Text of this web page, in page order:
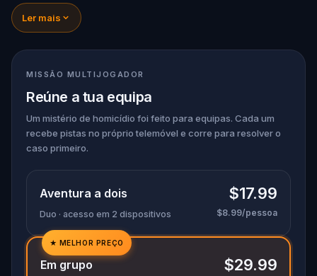
during a ghost tour led by the theatrical
Shadows. Now, it’s up to you to uncover the truth.
Was it Walter, the obsessed boyfriend? Percy, the
ghost tour guide with a flair for the dramatic? Or
is someone else hiding in the shadows?
expose the real murderer before they strike
again. Make sure to have your pen and paper
ready to jot down all the crucial evidence.
Ler mais
MISSÃO MULTIJOGADOR
Reúne a tua equipa
Um mistério de homicídio foi feito para equipas. Cada um
recebe pistas no próprio telemóvel e corre para resolver o
caso primeiro.
Aventura a dois
Duo · acesso em 2 dispositivos
$17.99
$8.99/pessoa
✓
✓
★ MELHOR PREÇO
Em grupo $29.99